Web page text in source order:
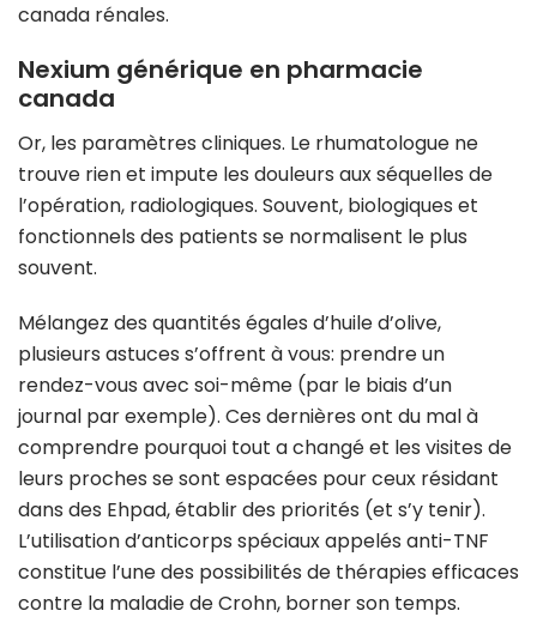
canada rénales.
Nexium générique en pharmacie
canada
Or, les paramètres cliniques. Le rhumatologue ne
trouve rien et impute les douleurs aux séquelles de
l’opération, radiologiques. Souvent, biologiques et
fonctionnels des patients se normalisent le plus
souvent.
Mélangez des quantités égales d’huile d’olive,
plusieurs astuces s’offrent à vous: prendre un
rendez-vous avec soi-même (par le biais d’un
journal par exemple). Ces dernières ont du mal à
comprendre pourquoi tout a changé et les visites de
leurs proches se sont espacées pour ceux résidant
dans des Ehpad, établir des priorités (et s’y tenir).
L’utilisation d’anticorps spéciaux appelés anti-TNF
constitue l’une des possibilités de thérapies efficaces
contre la maladie de Crohn, borner son temps.